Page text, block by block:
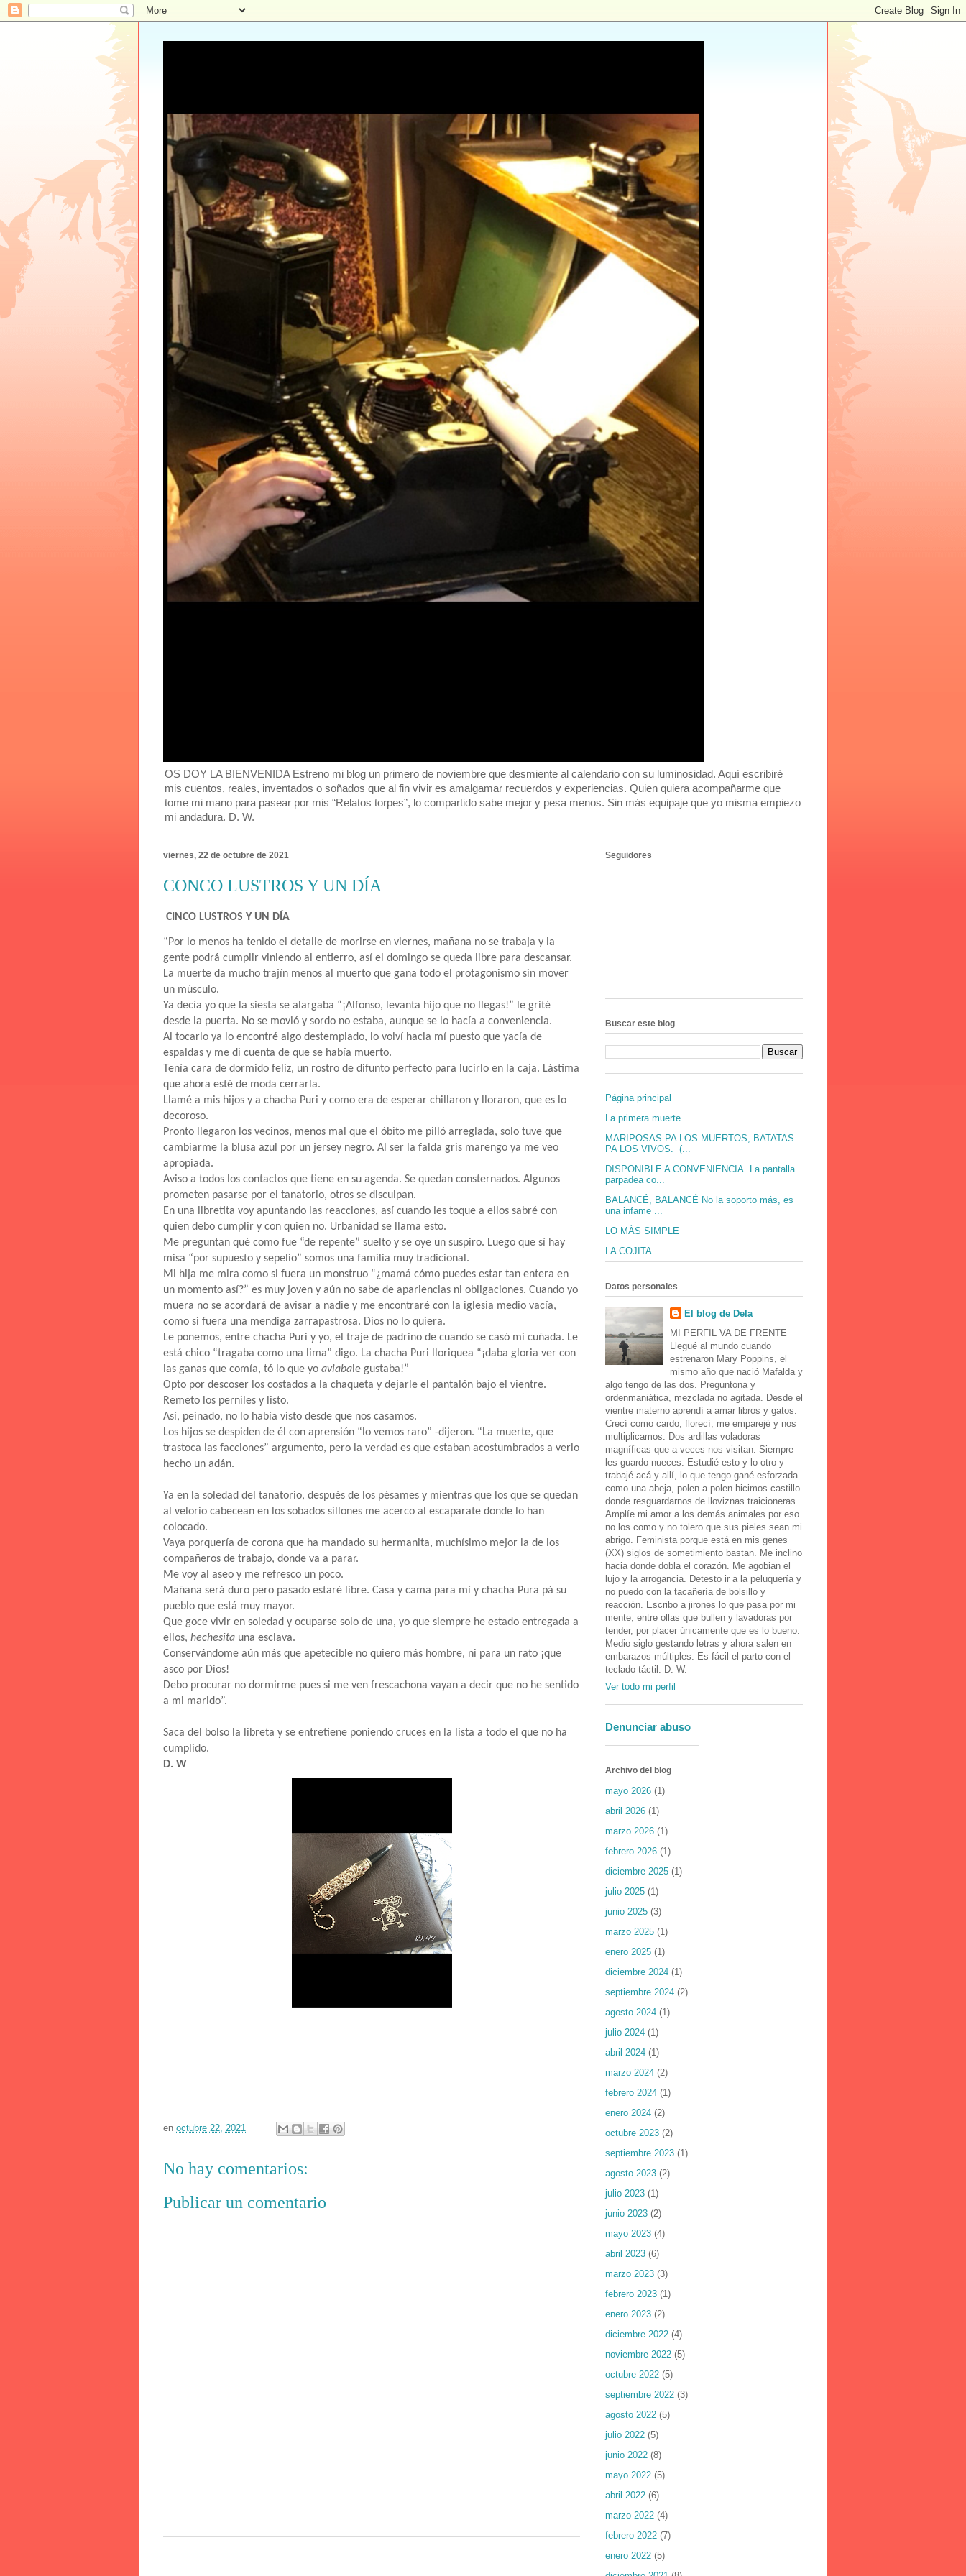
OS DOY LA BIENVENIDA Estreno mi blog un primero de noviembre que desmiente al calendario con su luminosidad. Aquí escribiré
mis cuentos, reales, inventados o soñados que al fin vivir es amalgamar recuerdos y experiencias. Quien quiera acompañarme que
tome mi mano para pasear por mis “Relatos torpes”, lo compartido sabe mejor y pesa menos. Sin más equipaje que yo misma empiezo
mi andadura. D. W.
viernes, 22 de octubre de 2021
CONCO LUSTROS Y UN DÍA
CINCO LUSTROS Y UN DÍA
“Por lo menos ha tenido el detalle de morirse en viernes, mañana no se trabaja y la
gente podrá cumplir viniendo al entierro, así el domingo se queda libre para descansar.
La muerte da mucho trajín menos al muerto que gana todo el protagonismo sin mover
un músculo.
Ya decía yo que la siesta se alargaba “¡Alfonso, levanta hijo que no llegas!” le grité
desde la puerta. No se movió y sordo no estaba, aunque se lo hacía a conveniencia.
Al tocarlo ya lo encontré algo destemplado, lo volví hacia mí puesto que yacía de
espaldas y me di cuenta de que se había muerto.
Tenía cara de dormido feliz, un rostro de difunto perfecto para lucirlo en la caja. Lástima
que ahora esté de moda cerrarla.
Llamé a mis hijos y a chacha Puri y como era de esperar chillaron y lloraron, que es lo
decoroso.
Pronto llegaron los vecinos, menos mal que el óbito me pilló arreglada, solo tuve que
cambiarme la blusa azul por un jersey negro. Al ser la falda gris marengo ya me veo
apropiada.
Aviso a todos los contactos que tiene en su agenda. Se quedan consternados. Algunos
prometen pasarse por el tanatorio, otros se disculpan.
En una libretita voy apuntando las reacciones, así cuando les toque a ellos sabré con
quien debo cumplir y con quien no. Urbanidad se llama esto.
Me preguntan qué como fue “de repente” suelto y se oye un suspiro. Luego que sí hay
misa “por supuesto y sepelio” somos una familia muy tradicional.
Mi hija me mira como si fuera un monstruo “¿mamá cómo puedes estar tan entera en
un momento así?” es muy joven y aún no sabe de apariencias ni obligaciones. Cuando yo
muera no se acordará de avisar a nadie y me encontraré con la iglesia medio vacía,
como si fuera una mendiga zarrapastrosa. Dios no lo quiera.
Le ponemos, entre chacha Puri y yo, el traje de padrino de cuando se casó mi cuñada. Le
está chico “tragaba como una lima” digo. La chacha Puri lloriquea “¡daba gloria ver con
las ganas que comía, tó lo que yo aviaba le gustaba!”
Opto por descoser los costados a la chaqueta y dejarle el pantalón bajo el vientre.
Remeto los perniles y listo.
Así, peinado, no lo había visto desde que nos casamos.
Los hijos se despiden de él con aprensión “lo vemos raro” -dijeron. “La muerte, que
trastoca las facciones” argumento, pero la verdad es que estaban acostumbrados a verlo
hecho un adán.
Ya en la soledad del tanatorio, después de los pésames y mientras que los que se quedan
al velorio cabecean en los sobados sillones me acerco al escaparate donde lo han
colocado.
Vaya porquería de corona que ha mandado su hermanita, muchísimo mejor la de los
compañeros de trabajo, donde va a parar.
Me voy al aseo y me refresco un poco.
Mañana será duro pero pasado estaré libre. Casa y cama para mí y chacha Pura pá su
pueblo que está muy mayor.
Que goce vivir en soledad y ocuparse solo de una, yo que siempre he estado entregada a
ellos, hechesita una esclava.
Conservándome aún más que apetecible no quiero más hombre, ni para un rato ¡que
asco por Dios!
Debo procurar no dormirme pues si me ven frescachona vayan a decir que no he sentido
a mi marido”.
Saca del bolso la libreta y se entretiene poniendo cruces en la lista a todo el que no ha
cumplido.
D. W
en octubre 22, 2021
No hay comentarios:
Publicar un comentario
Seguidores
Buscar este blog
Página principal
La primera muerte
MARIPOSAS PA LOS MUERTOS, BATATAS
PA LOS VIVOS. (...
DISPONIBLE A CONVENIENCIA La pantalla
parpadea co...
BALANCÉ, BALANCÉ No la soporto más, es
una infame ...
LO MÁS SIMPLE
LA COJITA
Datos personales
El blog de Dela
MI PERFIL VA DE FRENTE
Llegué al mundo cuando
estrenaron Mary Poppins, el
mismo año que nació Mafalda y
algo tengo de las dos. Preguntona y
ordenmaniática, mezclada no agitada. Desde el
vientre materno aprendí a amar libros y gatos.
Crecí como cardo, florecí, me emparejé y nos
multiplicamos. Dos ardillas voladoras
magníficas que a veces nos visitan. Siempre
les guardo nueces. Estudié esto y lo otro y
trabajé acá y allí, lo que tengo gané esforzada
como una abeja, polen a polen hicimos castillo
donde resguardarnos de lloviznas traicioneras.
Amplíe mi amor a los demás animales por eso
no los como y no tolero que sus pieles sean mi
abrigo. Feminista porque está en mis genes
(XX) siglos de sometimiento bastan. Me inclino
hacia donde dobla el corazón. Me agobian el
lujo y la arrogancia. Detesto ir a la peluquería y
no puedo con la tacañería de bolsillo y
reacción. Escribo a jirones lo que pasa por mi
mente, entre ollas que bullen y lavadoras por
tender, por placer únicamente que es lo bueno.
Medio siglo gestando letras y ahora salen en
embarazos múltiples. Es fácil el parto con el
teclado táctil. D. W.
Ver todo mi perfil
Denunciar abuso
Archivo del blog
mayo 2026 (1)
abril 2026 (1)
marzo 2026 (1)
febrero 2026 (1)
diciembre 2025 (1)
julio 2025 (1)
junio 2025 (3)
marzo 2025 (1)
enero 2025 (1)
diciembre 2024 (1)
septiembre 2024 (2)
agosto 2024 (1)
julio 2024 (1)
abril 2024 (1)
marzo 2024 (2)
febrero 2024 (1)
enero 2024 (2)
octubre 2023 (2)
septiembre 2023 (1)
agosto 2023 (2)
julio 2023 (1)
junio 2023 (2)
mayo 2023 (4)
abril 2023 (6)
marzo 2023 (3)
febrero 2023 (1)
enero 2023 (2)
diciembre 2022 (4)
noviembre 2022 (5)
octubre 2022 (5)
septiembre 2022 (3)
agosto 2022 (5)
julio 2022 (5)
junio 2022 (8)
mayo 2022 (5)
abril 2022 (6)
marzo 2022 (4)
febrero 2022 (7)
enero 2022 (5)